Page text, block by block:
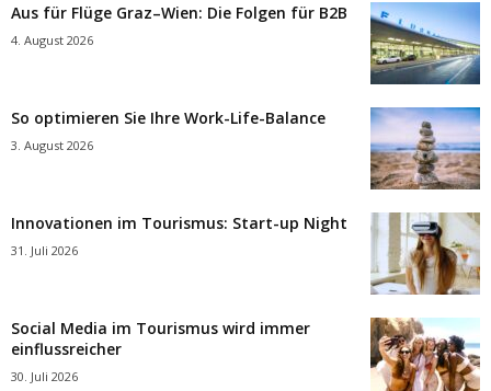
Aus für Flüge Graz–Wien: Die Folgen für B2B
4. August 2026
So optimieren Sie Ihre Work-Life-Balance
3. August 2026
Innovationen im Tourismus: Start-up Night
31. Juli 2026
Social Media im Tourismus wird immer
einflussreicher
30. Juli 2026